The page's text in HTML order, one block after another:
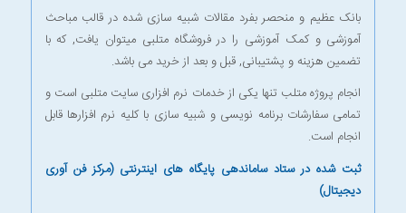
بانک عظیم و منحصر بفرد مقالات شبیه سازی شده در قالب مباحث
آموزشی و کمک آموزشی را درفروشگاه متلبی میتوان یافت, که با
تضمین هزینه و پشتیبانی, قبل و بعد از خرید می باشد.
انجام پروژه متلب تنها یکی از خدمات نرم افزاری سایت متلبی است و
تمامی سفارشات برنامه نویسی و شبیه سازی با کلیه نرم افزارها قابل
انجام است.
ثبت شده در ستاد ساماندهی پایگاه های اینترنتی (مرکز فن آوری
دیجیتال)